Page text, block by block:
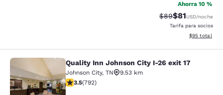
Ahorra 10 %
Precio tachado:
$89Precio con
$81USD/noche
Tarifa para socios
Ver detalles
$95 total
Quality Inn Johnson City I-26 exit 17
Quality Inn Johnson City I-26 exit 17
Johnson City, TN
9.53 km
calificación de 3.54 estrellas. Bueno. 792 reseñas
3.5(792)